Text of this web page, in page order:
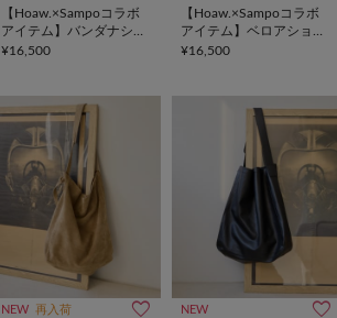
【Hoaw.×Sampoコラボ
アイテム】バンダナショ
ッパー
¥16,500
【Hoaw.×Sampoコラボ
アイテム】ベロアショッ
パー
¥16,500
NEW 再入荷 NEW